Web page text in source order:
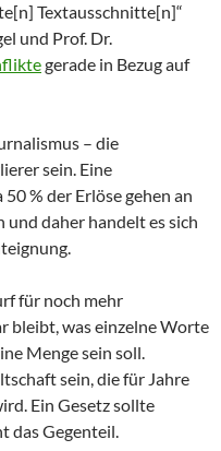
Textausschnitte[n]“
und Prof. Dr.
gerade in Bezug auf
– die
sein. Eine
% der Erlöse gehen an
daher handelt es sich
für noch mehr
bleibt, was einzelne Worte
Menge sein soll.
sein, die für Jahre
Ein Gesetz sollte
das Gegenteil.